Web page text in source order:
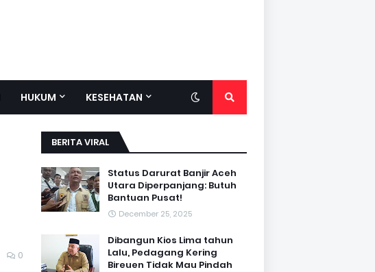
HUKUM KESEHATAN
0
BERITA VIRAL
Status Darurat Banjir Aceh
Utara Diperpanjang: Butuh
Bantuan Pusat!
December 25, 2025
Dibangun Kios Lima tahun
Lalu, Pedagang Kering
Bireuen Tidak Mau Pindah